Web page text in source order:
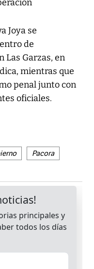
Joya se
de
Las Garzas, en
mientras que
penal junto con
oficiales.
Pacora